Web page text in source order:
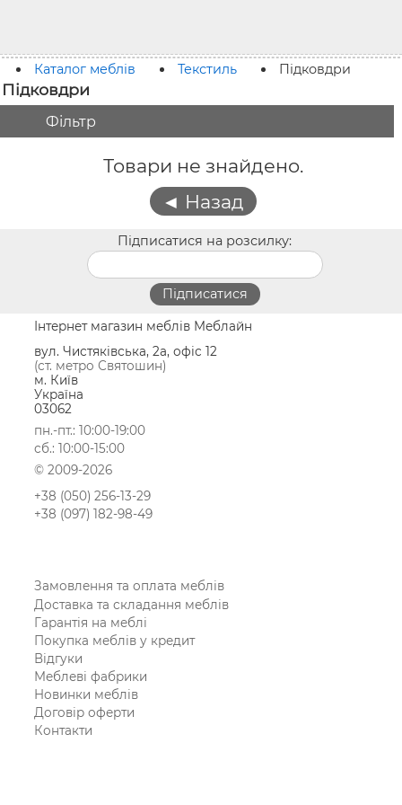
Каталог меблів Текстиль Підковдри
Підковдри
Фільтр
Товари не знайдено.
Підписатися на розсилку:
Інтернет магазин меблів Меблайн
вул. Чистяківська, 2а, офіс 12
(ст. метро Святошин)
м. Київ
Україна
03062
пн.-пт.: 10:00-19:00
сб.: 10:00-15:00
© 2009-2026
+38 (050) 256-13-29
+38 (097) 182-98-49
Замовлення та оплата меблів
Доставка та складання меблів
Гарантія на меблі
Покупка меблів у кредит
Відгуки
Меблеві фабрики
Новинки меблів
Договір оферти
Контакти